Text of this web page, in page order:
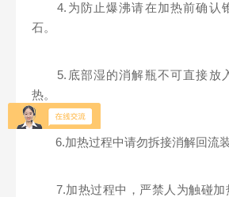
4.为防止爆沸请在加热前确认
石。
5.底部湿的消解瓶不可直接放
热。
6.加热过程中请勿拆接消解回流装
7.加热过程中，严禁人为触碰加